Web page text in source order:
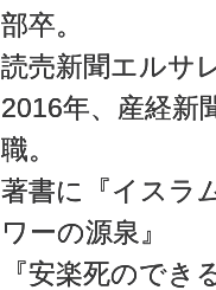
部卒。
読売新聞エルサ
2016年、産経新
職。
著書に『イスラ
ワーの源泉』
『安楽死のでき